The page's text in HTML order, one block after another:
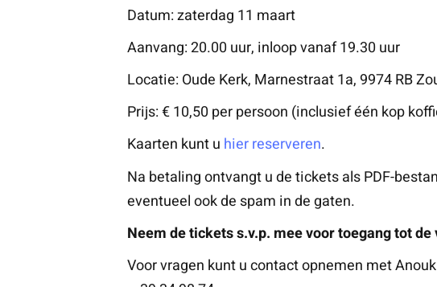
Datum: zaterdag 11 maart
Aanvang: 20.00 uur, inloop vanaf 19.30 uur
Locatie: Oude Kerk, Marnestraat 1a, 9974 RB
Prijs: € 10,50 per persoon (inclusief één kop
Kaarten kunt u hier reserveren.
Na betaling ontvangt u de tickets als PDF-
eventueel ook de spam in de gaten.
Neem de tickets s.v.p. mee voor toegang tot
Voor vragen kunt u contact opnemen met